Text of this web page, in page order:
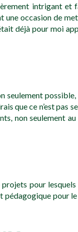
intrigant et
une occasion de
déjà pour moi
seulement
que ce n’est pas
non seulement
pour lesquels
pour